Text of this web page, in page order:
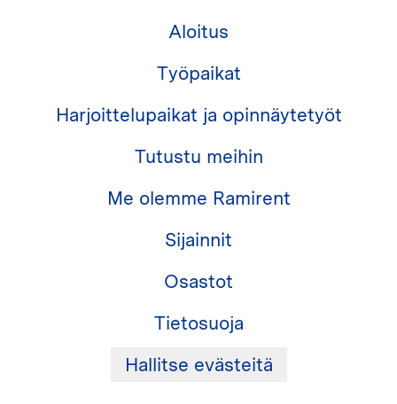
Aloitus
Työpaikat
Harjoittelupaikat ja opinnäytetyöt
Tutustu meihin
Me olemme Ramirent
Sijainnit
Osastot
Tietosuoja
Hallitse evästeitä